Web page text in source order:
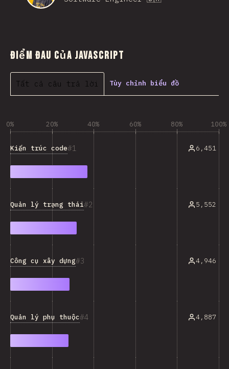
Điểm đau của JavaScript
Tất cả câu trả lời Tùy chỉnh biểu đồ
0% 20% 40% 60% 80% 100%
1
Kiến trúc code 6,451
2
Quản lý trạng thái 5,552
3
Công cụ xây dựng 4,946
4
Quản lý phụ thuộc 4,887